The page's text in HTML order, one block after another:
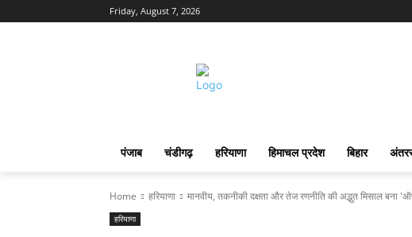
Friday, August 7, 2026
पंजाब चंडीगढ़ हरियाणा हिमाचल प्रदेश बिहार
Home हरियाणा मानवीय, तकनीकी दक्षता और तेज रणनीति की अद्भुत मिसाल बना
हरियाणा